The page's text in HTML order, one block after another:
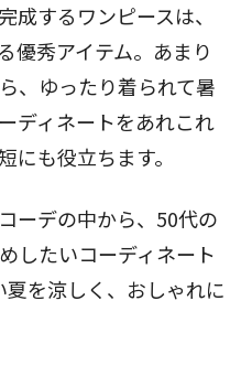
成するワンピースは、
優秀アイテム。あまり
、ゆったり着られて暑
ディネートをあれこれ
にも役立ちます。
ーデの中から、50代の
したいコーディネート
を涼しく、おしゃれに